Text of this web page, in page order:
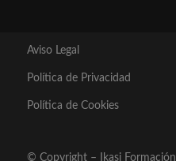
Aviso Legal
Política de Privacidad
Política de Cookies
© Copyright – Ikasi Formación